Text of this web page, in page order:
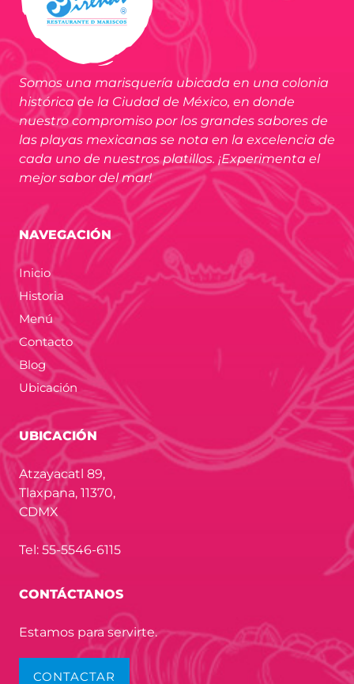
Somos una marisquería ubicada en una colonia
histórica de la Ciudad de México, en donde
nuestro compromiso por los grandes sabores de
las playas mexicanas se nota en la excelencia de
cada uno de nuestros platillos. ¡Experimenta el
mejor sabor del mar!
NAVEGACIÓN
Inicio
Historia
Menú
Contacto
Blog
Ubicación
UBICACIÓN
Atzayacatl 89,
Tlaxpana, 11370,
CDMX
Tel: 55-5546-6115
CONTÁCTANOS
Estamos para servirte.
CONTACTAR